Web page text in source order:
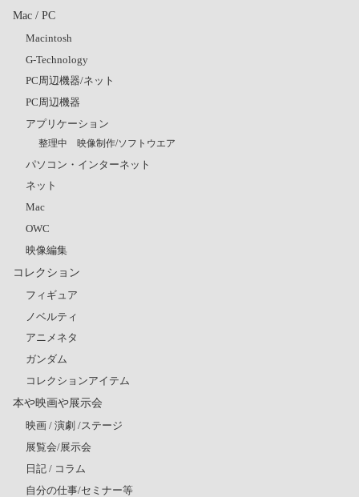
Mac / PC
Macintosh
G-Technology
PC周辺機器/ネット
PC周辺機器
アプリケーション
整理中 映像制作/ソフトウエア
パソコン・インターネット
ネット
Mac
OWC
映像編集
コレクション
フィギュア
ノベルティ
アニメネタ
ガンダム
コレクションアイテム
本や映画や展示会
映画 / 演劇 /ステージ
展覧会/展示会
日記 / コラム
自分の仕事/セミナー等